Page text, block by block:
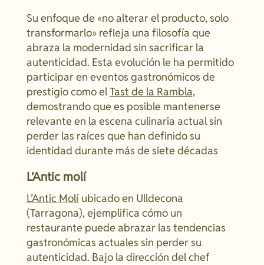
Su enfoque de «no alterar el producto, solo
transformarlo» refleja una filosofía que
abraza la modernidad sin sacrificar la
autenticidad. Esta evolución le ha permitido
participar en eventos gastronómicos de
prestigio como elTast de la Rambla,
demostrando que es posible mantenerse
relevante en la escena culinaria actual sin
perder las raíces que han definido su
identidad durante más de siete décadas
L’Antic molí
L’Antic Molíubicado en Ulldecona
(Tarragona), ejemplifica cómo un
restaurante puede abrazar las tendencias
gastronómicas actuales sin perder su
autenticidad. Bajo la dirección del chef